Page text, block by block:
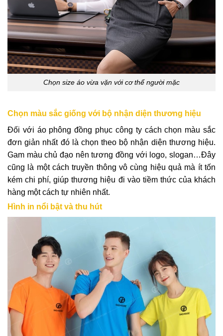
Chọn size áo vừa vặn với cơ thể người mặc
Chọn màu sắc giống với bộ nhận diện thương hiệu
Đối với áo phông đồng phục công ty cách chọn màu sắc
đơn giản nhất đó là chọn theo bộ nhận diện thương hiệu.
Gam màu chủ đạo nên tương đồng với logo, slogan…Đây
cũng là một cách truyền thông vô cùng hiệu quả mà ít tốn
kém chi phí, giúp thương hiệu đi vào tiềm thức của khách
hàng một cách tự nhiên nhất.
Hình in nổi bật và thu hút